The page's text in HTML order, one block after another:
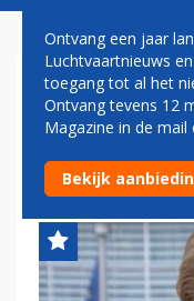
DEZE
VOOR
Ontvang een jaar
Luchtvaartnieuws
toegang tot al het
Ontvang tevens 12
Magazine in de
Bekijk